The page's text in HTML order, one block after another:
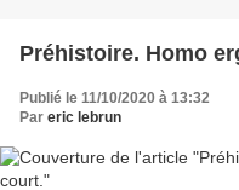
Préhistoire. Homo
Publié le 11/10/2020 à 13:32
Par eric lebrun